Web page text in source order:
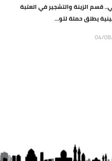
قسم الزينة والتشجير في العتبة
يطلق حملة لتو...
04/